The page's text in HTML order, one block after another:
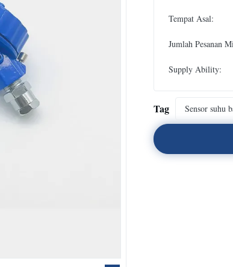
Tempat Asal:
Jumlah Pesanan
Supply Ability:
Tag Sensor suhu